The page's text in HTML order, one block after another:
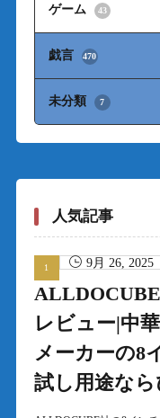
ゲーム 43
戯言 470
未分類 7
人気記事
9月 26, 2025
レビュー|中
メーカーの8
試し用途なら